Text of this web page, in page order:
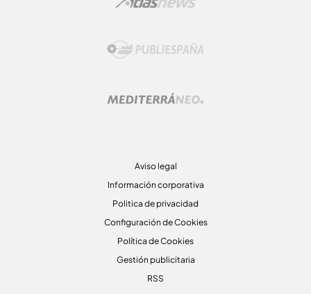
Aviso legal
Información corporativa
Politica de privacidad
Configuración de Cookies
Política de Cookies
Gestión publicitaria
RSS